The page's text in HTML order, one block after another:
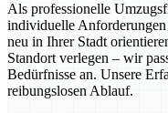
Als professionelle
individuelle
neu in Ihrer Stadt
Standort verlegen – wir
Bedürfnisse an. Unsere
reibungslosen Ablauf.